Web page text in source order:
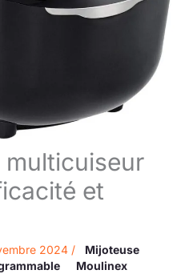
et
2024 /
Mijoteuse
Moulinex